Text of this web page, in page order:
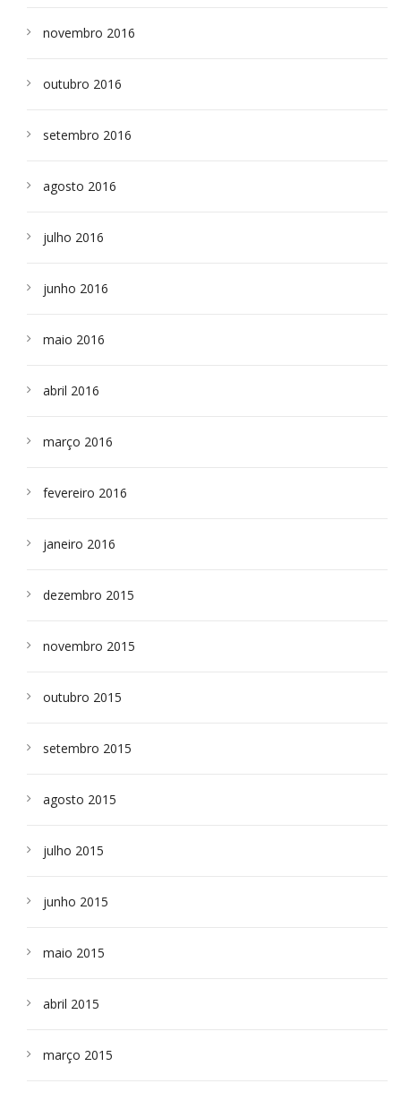
novembro 2016
outubro 2016
setembro 2016
agosto 2016
julho 2016
junho 2016
maio 2016
abril 2016
março 2016
fevereiro 2016
janeiro 2016
dezembro 2015
novembro 2015
outubro 2015
setembro 2015
agosto 2015
julho 2015
junho 2015
maio 2015
abril 2015
março 2015